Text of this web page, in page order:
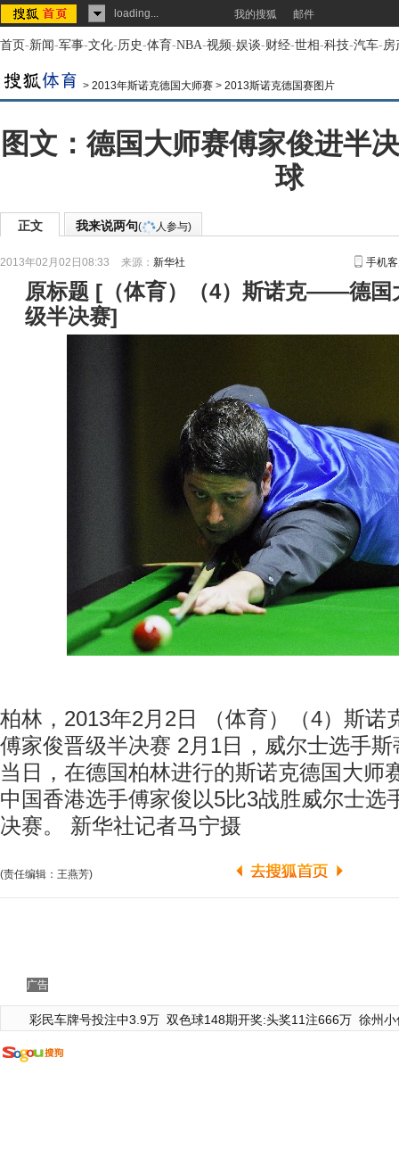
loading... 我的搜狐 邮件
首页-新闻-军事-文化-历史-体育-NBA-视频-娱谈-财经-世相-科技-汽车-房
> 2013年斯诺克德国大师赛 > 2013斯诺克德国赛图片
图文：德国大师赛傅家俊进半
球
正文 我来说两句( 人参与)
2013年02月02日08:33 来源： 新华社 手机
原标题 [ （体育）（4）斯诺克——德国
级半决赛]
柏林，2013年2月2日 （体育）（4）斯
傅家俊晋级半决赛 2月1日，威尔士选手
当日，在德国柏林进行的斯诺克德国大师
中国香港选手傅家俊以5比3战胜威尔士选
决赛。 新华社记者马宁摄
(责任编辑：王燕芳)
广告
彩民车牌号投注中3.9万 双色球148期开奖:头奖11注666万 徐州